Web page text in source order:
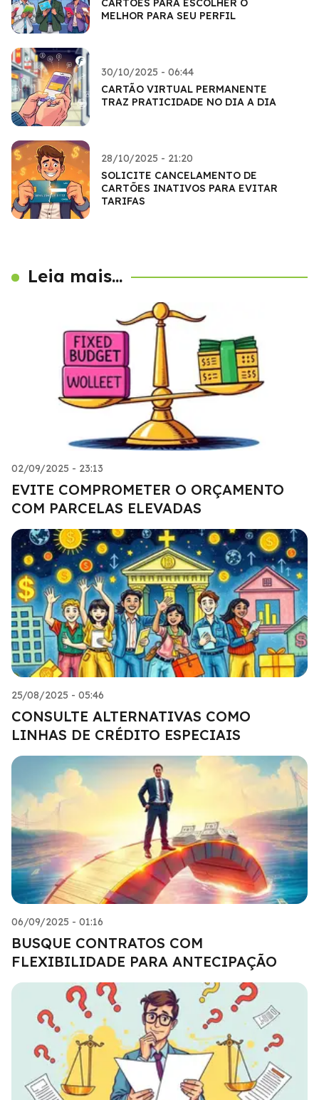
CARTÕES PARA ESCOLHER O
MELHOR PARA SEU PERFIL
30/10/2025 - 06:44
CARTÃO VIRTUAL PERMANENTE
TRAZ PRATICIDADE NO DIA A DIA
28/10/2025 - 21:20
SOLICITE CANCELAMENTO DE
CARTÕES INATIVOS PARA EVITAR
TARIFAS
Leia mais...
02/09/2025 - 23:13
EVITE COMPROMETER O ORÇAMENTO
COM PARCELAS ELEVADAS
25/08/2025 - 05:46
CONSULTE ALTERNATIVAS COMO
LINHAS DE CRÉDITO ESPECIAIS
06/09/2025 - 01:16
BUSQUE CONTRATOS COM
FLEXIBILIDADE PARA ANTECIPAÇÃO